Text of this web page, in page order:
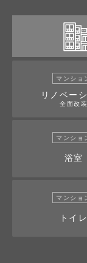
マンショ
リノベー
全面改装
マンショ
浴室
マンショ
トイレ